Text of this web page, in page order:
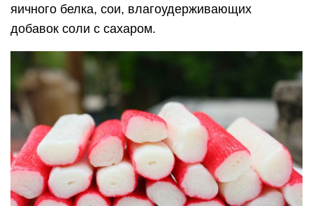
яичного белка, сои, влагоудерживающих
добавок соли с сахаром.